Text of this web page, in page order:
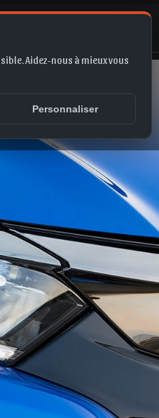
Aidez-nous à mieux vous
Personnaliser